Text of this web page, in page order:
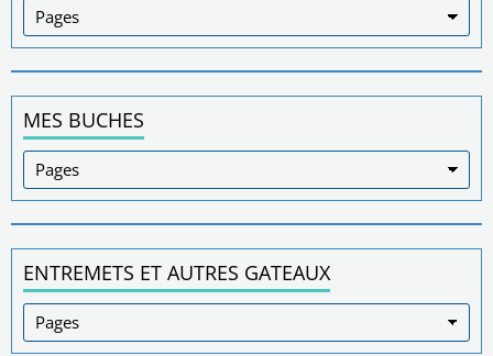
MES BUCHES
ENTREMETS ET AUTRES GATEAUX